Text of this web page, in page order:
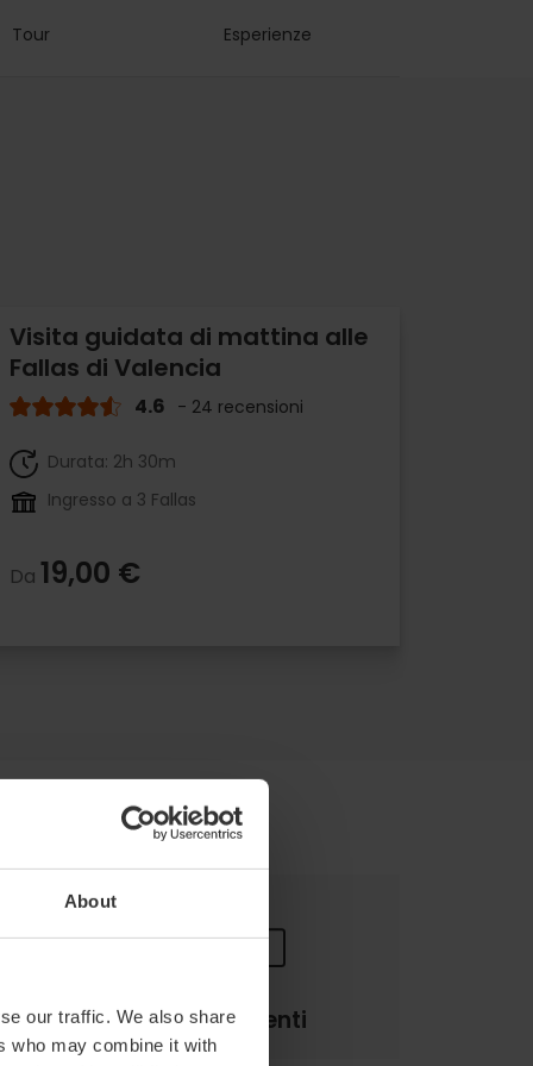
About
our traffic. We also share
who may combine it with
Tour Esperienze
Visita guidata di mattina alle
Fallas di Valencia
4.6 - 24 recensioni
Durata: 2h 30m
Ingresso a 3 Fallas
Da 19,00 €
Pagamenti